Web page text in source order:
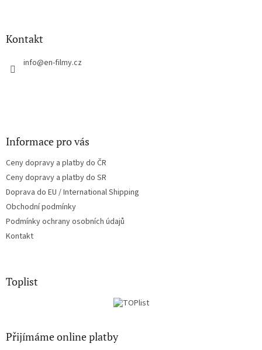
Kontakt
info@en-filmy.cz
Informace pro vás
Ceny dopravy a platby do ČR
Ceny dopravy a platby do SR
Doprava do EU / International Shipping
Obchodní podmínky
Podmínky ochrany osobních údajů
Kontakt
Toplist
Přijímáme online platby